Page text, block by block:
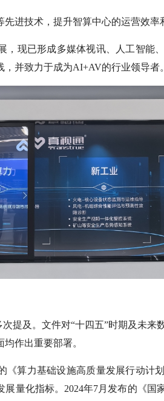
进技术，提升智算中心的运营效率
，现已形成多媒体视讯、人工智能
并致力于成为AI+AV的行业领导者。
提及。文件对“十四五”时期及未来
作出重要部署。
《算力基础设施高质量发展行动计
展量化指标。2024年7月发布的《国